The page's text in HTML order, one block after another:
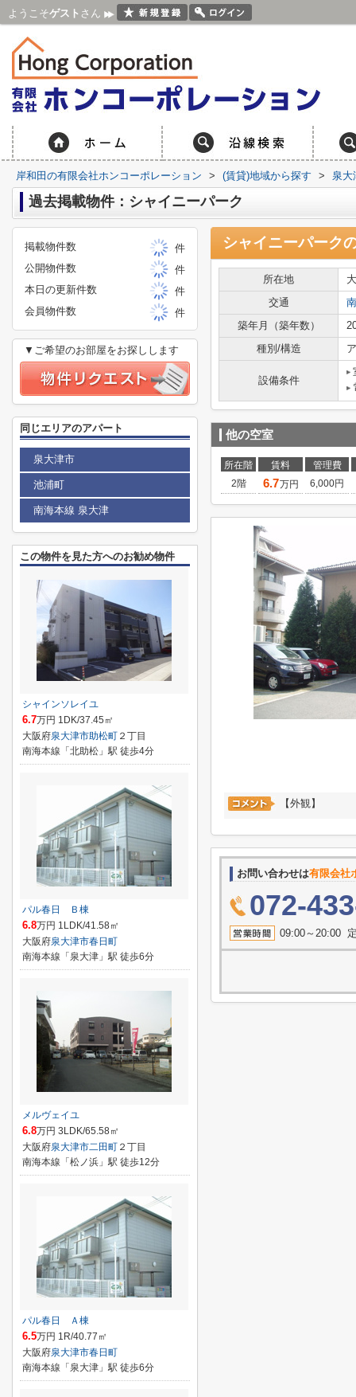
ようこそゲスト さん
岸和田の有限会社ホンコーポレーション > (賃貸)地域から探す > 泉大
過去掲載物件：シャイニーパーク
シャイニーパーク
所在地
交通
築年月（築年数）
種別/構造
設備条件
他の空室
所在階 賃料
管理費
2階
6.7万円 6,000円
【外観】
お問い合わせは有限会社
072-
09:00～20:00
掲載物件数
件
公開物件数
件
本日の更新件数
件
会員物件数
件
▼ご希望のお部屋をお探しします
同じエリアのアパート
泉大津市
池浦町
南海本線 泉大津
この物件を見た方へのお勧め物件
シャインソレイユ
6.7万円 1DK/37.45㎡
大阪府泉大津市助松町 ２丁目
南海本線「北助松」駅 徒歩4分
パル春日 Ｂ棟
6.8万円 1LDK/41.58㎡
大阪府泉大津市春日町
南海本線「泉大津」駅 徒歩6分
メルヴェイユ
6.8万円 3LDK/65.58㎡
大阪府泉大津市二田町 ２丁目
南海本線「松ノ浜」駅 徒歩12分
パル春日 Ａ棟
6.5万円 1R/40.77㎡
大阪府泉大津市春日町
南海本線「泉大津」駅 徒歩6分